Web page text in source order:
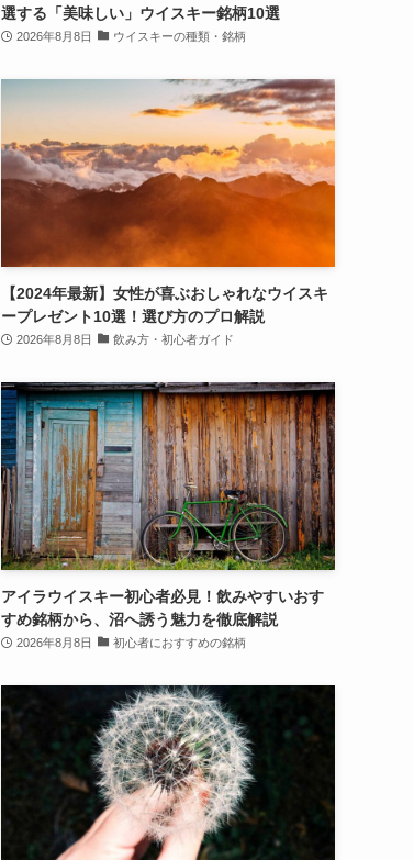
選する「美味しい」ウイスキー銘柄10選
2026年8月8日 ウイスキーの種類・銘柄
【2024年最新】女性が喜ぶおしゃれなウイスキ
ープレゼント10選！選び方のプロ解説
2026年8月8日 飲み方・初心者ガイド
アイラウイスキー初心者必見！飲みやすいおす
すめ銘柄から、沼へ誘う魅力を徹底解説
2026年8月8日 初心者におすすめの銘柄